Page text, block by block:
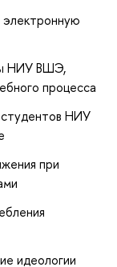
электронную
НИУ ВШЭ,
процесса
НИУ
при
идеологии